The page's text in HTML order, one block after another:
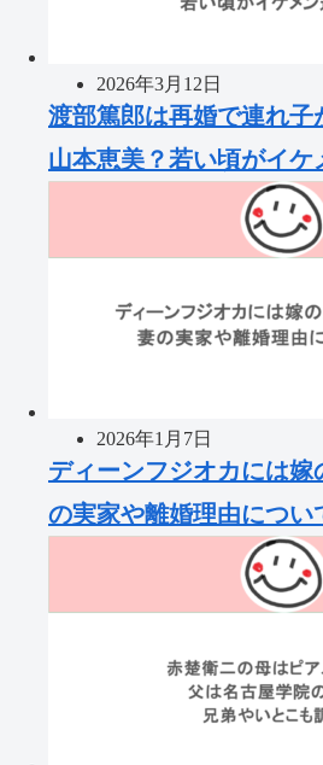
2026年3月12日
渡部篤郎は再婚で連れ子
山本恵美？若い頃がイケ
2026年1月7日
ディーンフジオカには
の実家や離婚理由につい